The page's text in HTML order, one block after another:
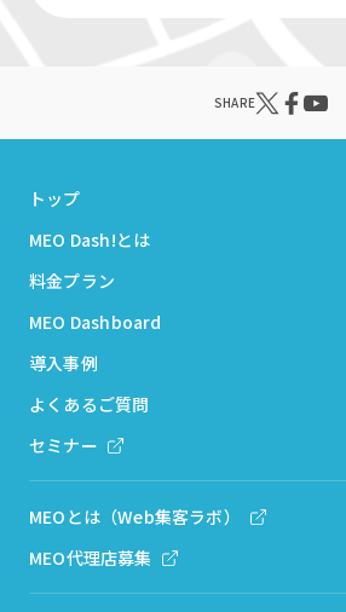
SHARE
トップ
MEO Dash!とは
料金プラン
MEO Dashboard
導入事例
よくあるご質問
セミナー
MEOとは（Web集客ラボ）
MEO代理店募集